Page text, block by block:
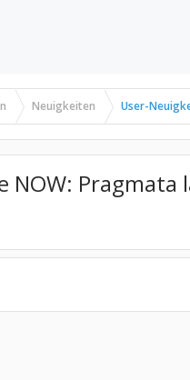
Neuigkeiten User-
NOW: